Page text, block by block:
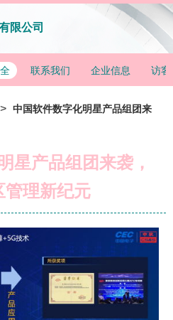
限公司
联系我们 企业信息 访客
> 中国软件数字化明星产品组团来
星产品组团来袭，
管理新纪元